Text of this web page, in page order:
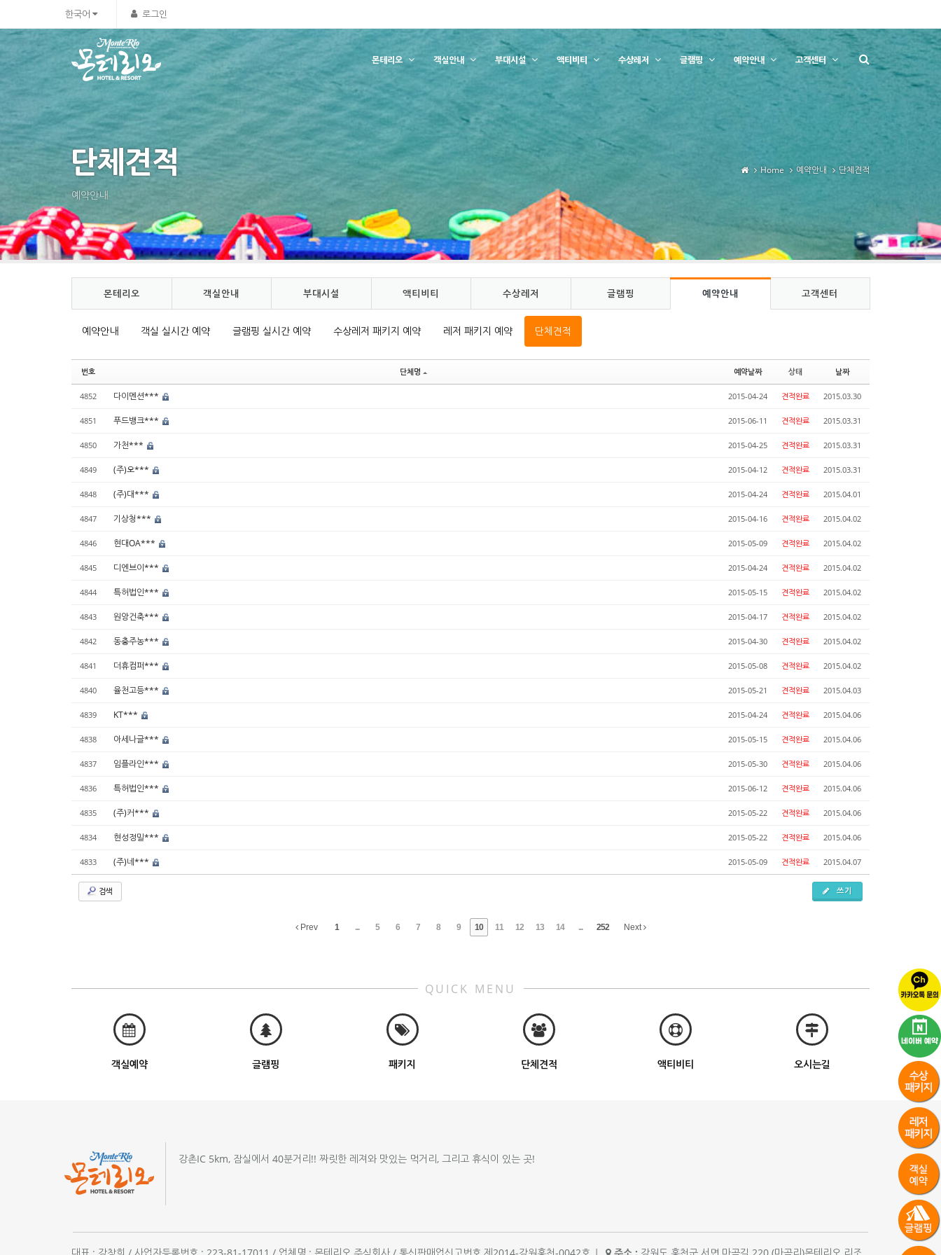
한국어 로그인
몬테리오 객실안내 부대시설 액티비티 수상레저 글램핑 예약안내 고객센터
단체견적
예약안내
Home 예약안내 단체견적
몬테리오 객실안내 부대시설 액티비티 수상레저 글램핑 예약안내 고객센터
예약안내 객실 실시간 예약 글램핑 실시간 예약 수상레저 패키지 예약 레저 패키지 예약 단체견적
번호 단체명 예약날짜 상태 날짜
4852 다이멘션*** 2015-04-24 견적완료 2015.03.30
4851 푸드뱅크*** 2015-06-11 견적완료 2015.03.31
4850 가천*** 2015-04-25 견적완료 2015.03.31
4849 (주)오*** 2015-04-12 견적완료 2015.03.31
4848 (주)대*** 2015-04-24 견적완료 2015.04.01
4847 기상청*** 2015-04-16 견적완료 2015.04.02
4846 현대OA*** 2015-05-09 견적완료 2015.04.02
4845 디엔브이*** 2015-04-24 견적완료 2015.04.02
4844 특허법인*** 2015-05-15 견적완료 2015.04.02
4843 원앙건축*** 2015-04-17 견적완료 2015.04.02
4842 동충주농*** 2015-04-30 견적완료 2015.04.02
4841 더휴컴퍼*** 2015-05-08 견적완료 2015.04.02
4840 율천고등*** 2015-05-21 견적완료 2015.04.03
4839 KT*** 2015-04-24 견적완료 2015.04.06
4838 아세나글*** 2015-05-15 견적완료 2015.04.06
4837 임플라인*** 2015-05-30 견적완료 2015.04.06
4836 특허법인*** 2015-06-12 견적완료 2015.04.06
4835 (주)커*** 2015-05-22 견적완료 2015.04.06
4834 현성정밀*** 2015-05-22 견적완료 2015.04.06
4833 (주)네*** 2015-05-09 견적완료 2015.04.07
검색 쓰기
Prev 1 ... 5 6 7 8 9 10 11 12 13 14 ... 252 Next
QUICK MENU
객실예약 글램핑 패키지 단체견적 액티비티 오시는길
강촌IC 5km, 잠실에서 40분거리!! 짜릿한 레져와 맛있는 먹거리, 그리고 휴식이 있는 곳!
Sketchbook5, 스케치북5